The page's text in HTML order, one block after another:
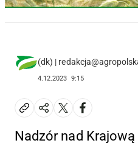
(dk) |
4.12.2023 9:15
Nadzór nad